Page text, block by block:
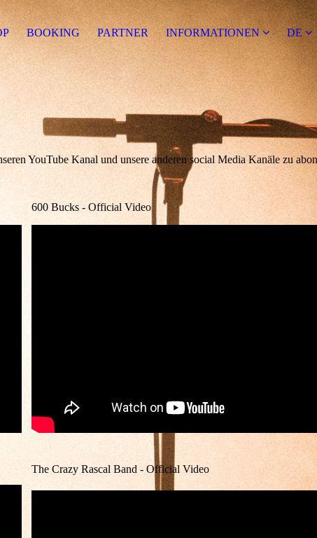
BOOKING PARTNER INFORMATIONEN DE
YouTube Kanal und unsere anderen social Media Kanäle zu
600 Bucks - Official Video
The Crazy Rascal Band - Official Video